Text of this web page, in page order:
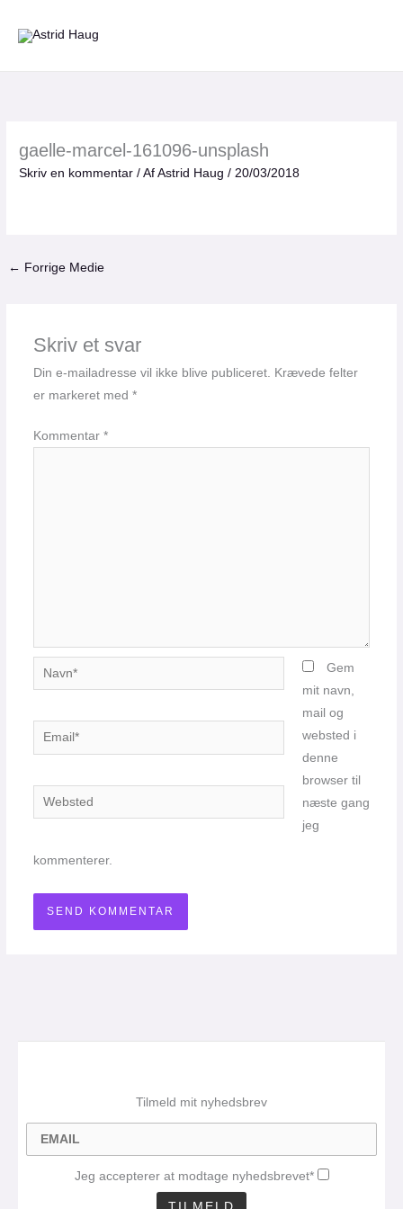
gaelle-marcel-161096-unsplash
Skriv en kommentar / AfAstrid Haug/20/03/2018
← Forrige Medie
Skriv et svar
Din e-mailadresse vil ikke blive publiceret. Krævede felter
er markeret med *
Kommentar *
Navn*
Email*
Websted
Gem
mit navn,
mail og
websted i
denne
browser til
næste gang
jeg
kommenterer.
Tilmeld mit nyhedsbrev
Jeg accepterer at modtage nyhedsbrevet*